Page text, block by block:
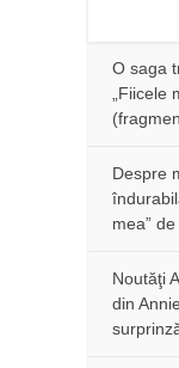
O saga
„Fiicele
Despre
mea”
Noutăţi
din